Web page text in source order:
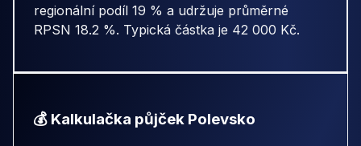
regionální podíl 19 % a udržuje průměrné
RPSN 18.2 %. Typická částka je 42 000 Kč.
💰 Kalkulačka půjček Polevsko